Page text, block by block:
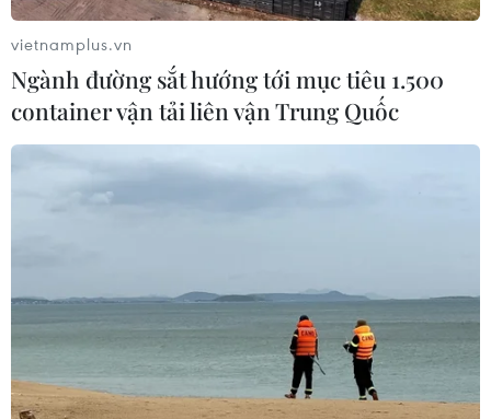
Tổng Thư ký LHQ và Ngoại trưởng Nga hội
vietnamplus.vn
Ngành đường sắt hướng tới mục tiêu 1.500
container vận tải liên vận Trung Quốc